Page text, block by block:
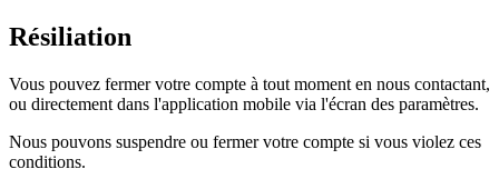
Résiliation
Vous pouvez fermer votre compte à tout moment en nous contactant,
ou directement dans l'application mobile via l'écran des paramètres.
Nous pouvons suspendre ou fermer votre compte si vous violez ces
conditions.